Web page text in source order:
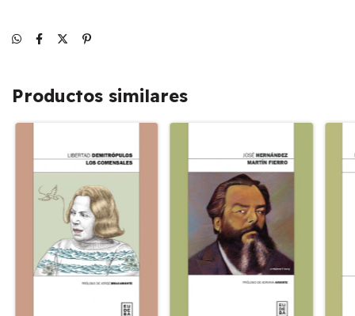
Productos similares